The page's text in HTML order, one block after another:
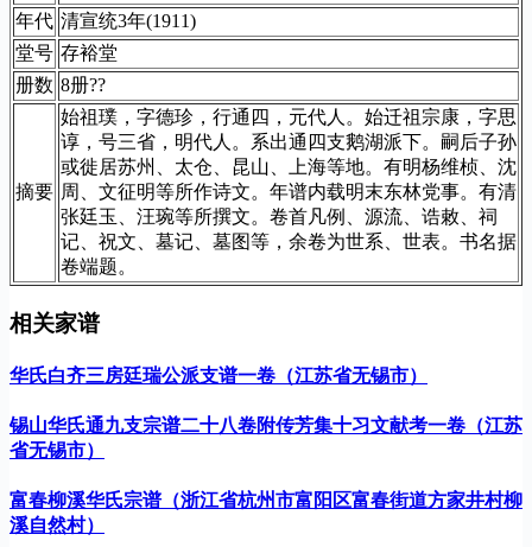
年代 清宣统3年(1911)
堂号 存裕堂
册数 8册??
摘要
始祖璞，字德珍，行通四，元代人。始迁祖宗康，字思
谆，号三省，明代人。系出通四支鹅湖派下。嗣后子孙
或徙居苏州、太仓、昆山、上海等地。有明杨维桢、沈
周、文征明等所作诗文。年谱内载明末东林党事。有清
张廷玉、汪琬等所撰文。卷首凡例、源流、诰敕、祠
记、祝文、墓记、墓图等，余卷为世系、世表。书名据
卷端题。
相关家谱
华氏白齐三房廷瑞公派支谱一卷（江苏省无锡市）
锡山华氏通九支宗谱二十八卷附传芳集十习文献考一卷（江苏
省无锡市）
富春柳溪华氏宗谱（浙江省杭州市富阳区富春街道方家井村柳
溪自然村）